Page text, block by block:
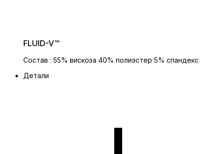
FLUID-V™
Состав : 55% вискоза 40% полиэстер 5% спандекс
Детали